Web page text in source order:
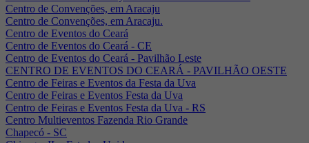
Centro de Convenções, em Aracaju
Centro de Convenções, em Aracaju.
Centro de Eventos do Ceará
Centro de Eventos do Ceará - CE
Centro de Eventos do Ceará - Pavilhão Leste
CENTRO DE EVENTOS DO CEARÁ - PAVILHÃO OESTE
Centro de Feiras e Eventos da Festa da Uva
Centro de Feiras e Eventos Festa da Uva
Centro de Feiras e Eventos Festa da Uva - RS
Centro Multieventos Fazenda Rio Grande
Chapecó - SC